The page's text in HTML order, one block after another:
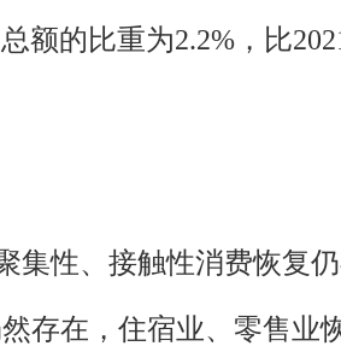
额的比重为2.2%，比
集性、接触性消费恢复
存在，住宿业、零售业